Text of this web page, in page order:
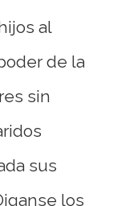
al
de la
sin
sus
los